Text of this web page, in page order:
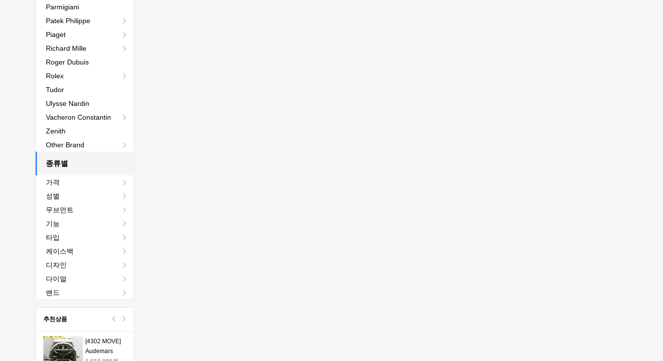
Parmigiani
Patek Philippe
Piaget
Richard Mille
Roger Dubuis
Rolex
Tudor
Ulysse Nardin
Vacheron Constantin
Zenith
Other Brand
종류별
가격
성별
무브먼트
기능
타입
케이스백
디자인
다이얼
밴드
추천상품
26240 50th SS
그래프 50주년
1,330,000원
26240 50th SS
얄오크 크르노
모델 베스트에
디션
Oak Chrono
V2 DDF 1:1
Best Edition -
1,330,000원
[4302 MOVE]
Audemars